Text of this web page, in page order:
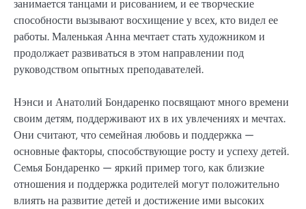
занимается танцами и рисованием, и ее творческие
способности вызывают восхищение у всех, кто видел ее
работы. Маленькая Анна мечтает стать художником и
продолжает развиваться в этом направлении под
руководством опытных преподавателей.
Нэнси и Анатолий Бондаренко посвящают много времени
своим детям, поддерживают их в их увлечениях и мечтах.
Они считают, что семейная любовь и поддержка —
основные факторы, способствующие росту и успеху детей.
Семья Бондаренко — яркий пример того, как близкие
отношения и поддержка родителей могут положительно
влиять на развитие детей и достижение ими высоких